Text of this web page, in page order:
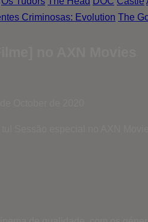
Criminosas: Evolution The